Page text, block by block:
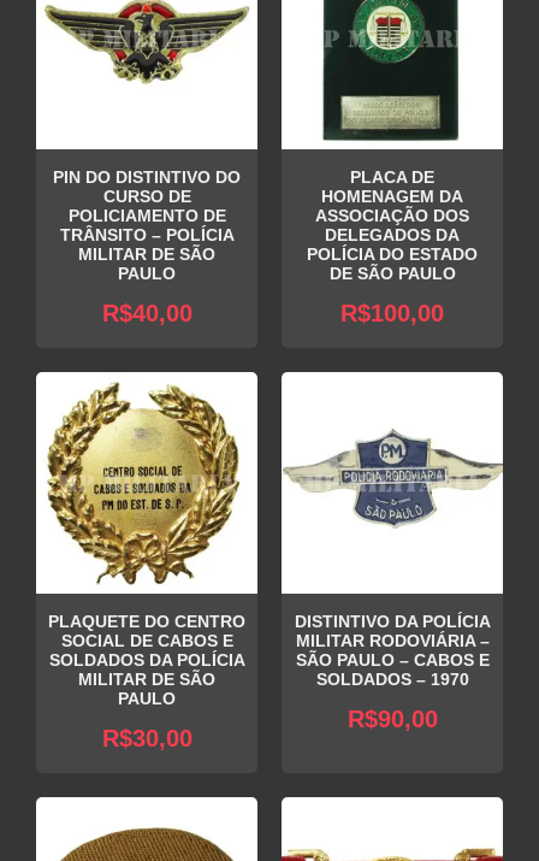
PIN DO DISTINTIVO DO
CURSO DE
POLICIAMENTO DE
TRÂNSITO – POLÍCIA
MILITAR DE SÃO
PAULO
R$40,00
PLACA DE
HOMENAGEM DA
ASSOCIAÇÃO DOS
DELEGADOS DA
POLÍCIA DO ESTADO
DE SÃO PAULO
R$100,00
PLAQUETE DO CENTRO
SOCIAL DE CABOS E
SOLDADOS DA POLÍCIA
MILITAR DE SÃO
PAULO
R$30,00
DISTINTIVO DA POLÍCIA
MILITAR RODOVIÁRIA –
SÃO PAULO – CABOS E
SOLDADOS – 1970
R$90,00